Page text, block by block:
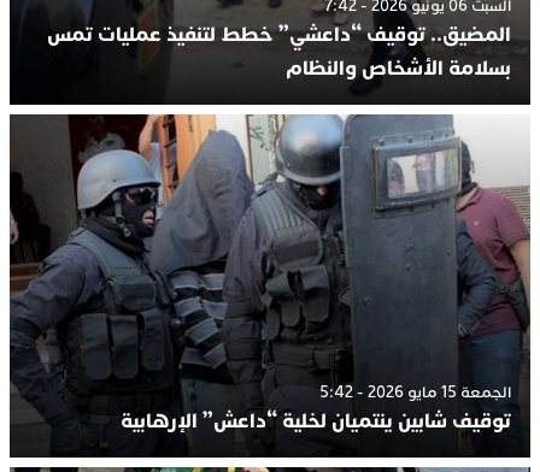
السبت 06 يونيو 2026 - 7:42
المضيق.. توقيف “داعشي” خطط لتنفيذ عمليات تمس
بسلامة الأشخاص والنظام
الجمعة 15 مايو 2026 - 5:42
توقيف شابين ينتميان لخلية “داعش” الإرهابية